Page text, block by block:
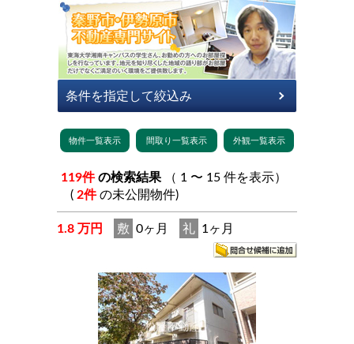
119件 の検索結果
( 2件 の未公開物件)
1.8 万円 敷 0ヶ月 礼 1ヶ月